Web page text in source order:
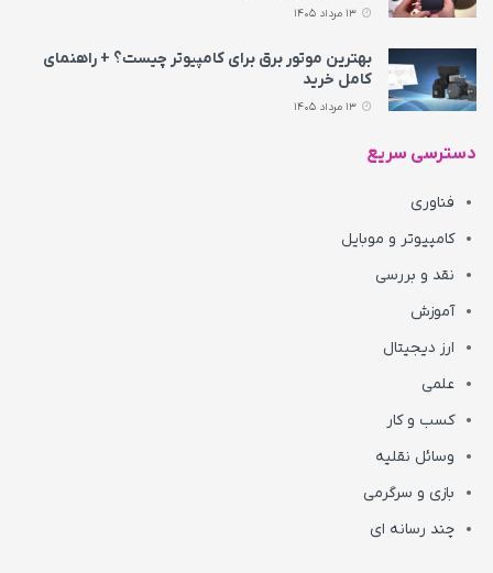
بهترین موتور برق برای کامپیوتر چیست؟ + راهنمای
کامل خرید
دسترسی سریع
فناوری
کامپیوتر و موبایل
نقد و بررسی
آموزش
ارز دیجیتال
علمی
کسب و کار
وسائل نقلیه
بازی و سرگرمی
چند رسانه ای